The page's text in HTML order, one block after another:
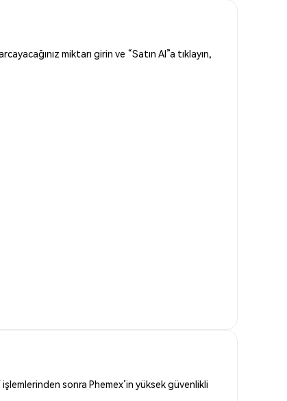
miktarı girin ve “Satın Al”a tıklayın,
işlemlerinden sonra Phemex’in yüksek güvenlikli